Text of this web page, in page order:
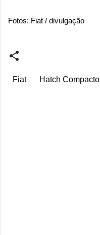
Fotos: Fiat / divulgação
Fiat Hatch Compacto